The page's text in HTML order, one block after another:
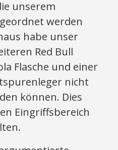
unserem
werden
habe unser
Red Bull
Flasche und einer
nicht
können. Dies
Eingriffsbereich